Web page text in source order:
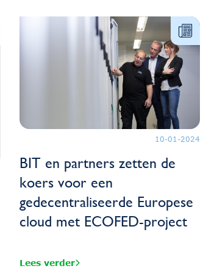
10-01-2024
BIT en partners zetten de
koers voor een
gedecentraliseerde Europese
cloud met ECOFED-project
Lees verder